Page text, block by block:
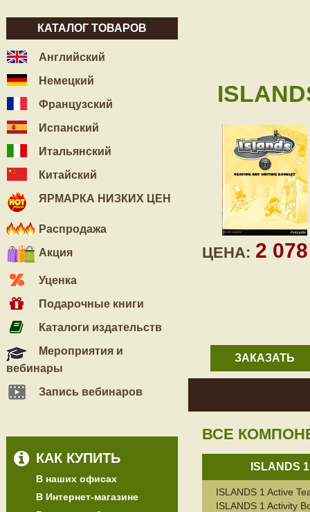
КАТАЛОГ ТОВАРОВ
Английский
Немецкий
Французский
Испанский
Итальянский
Китайский
ЯРМАРКА НИЗКИХ ЦЕН
Распродажа
Акция
Уценка
Подарочные книги
Каталоги издательств
Мероприятия и
вебинары
Запись вебинаров
КАК КУПИТЬ
В наших офисах
В Интернет-магазине
ЦЕНА: 2
ЗАКАЗАТЬ
ВСЕ
ISLANDS 1
ISLANDS 1 Active
ISLANDS 1 Activity